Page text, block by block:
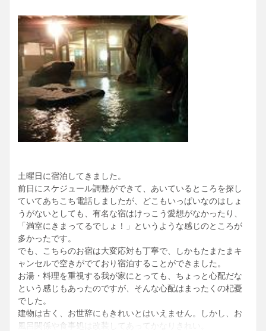
土曜日に宿泊してきました。
前日にスケジュール調整ができて、あいているところを探し
ていてあちこち電話しましたが、どこもいっぱいなのはしょ
うがないとしても、有名な宿はけっこう愛想がなかったり、
「満室にきまってるでしょ！」というような感じのところが
多かったです。
でも、こちらのお宿は大変応対も丁寧で、しかもたまたまキ
ャンセルで空きがでており宿泊することができました。
お湯・料理を重視する我が家にとっても、ちょっと心配だな
という感じもあったのですが、そんな心配はまったくの杞憂
でした。
建物は古く、お世辞にもきれいとはいえません。しかし、お
風呂関係や食事処は改装してあってかなりきれい。